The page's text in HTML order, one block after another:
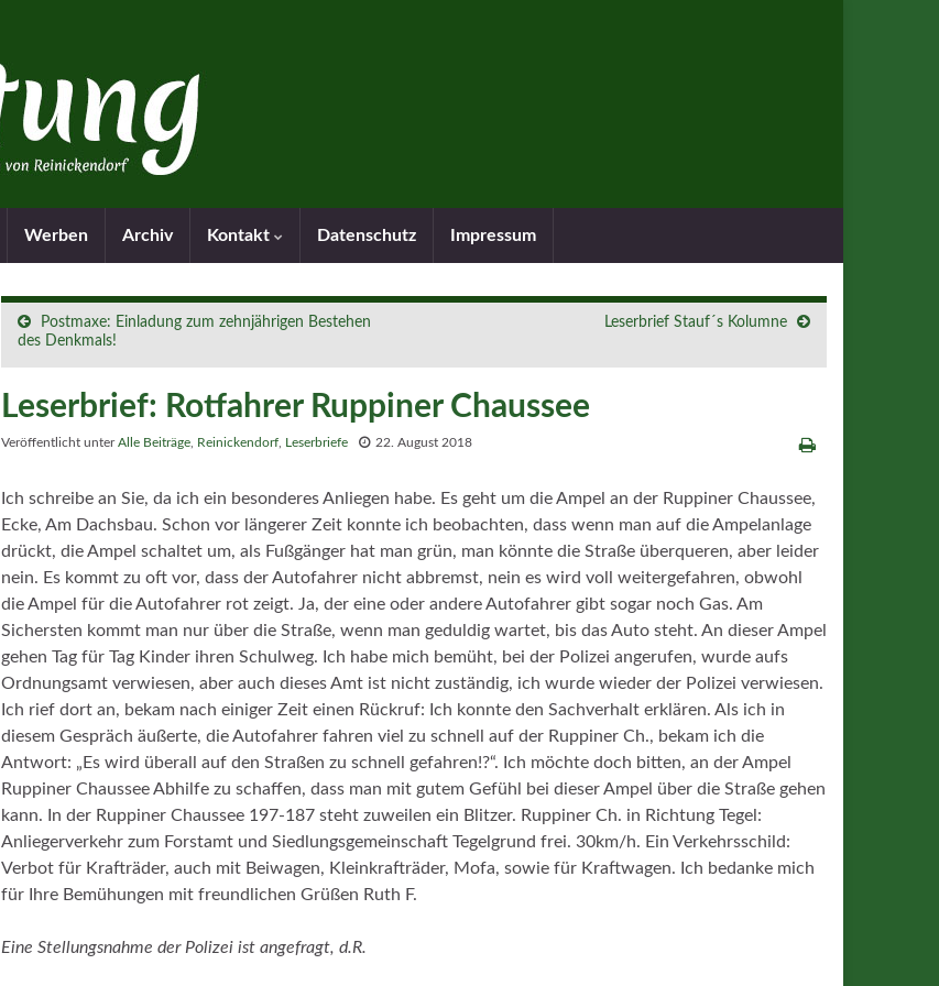
Werben Archiv Kontakt Datenschutz Impressum
Postmaxe: Einladung zum zehnjährigen Bestehen
des Denkmals!
Leserbrief Stauf´s Kolumne
Leserbrief: Rotfahrer Ruppiner Chaussee
Veröffentlicht unterAlle Beiträge Reinickendorf Leserbriefe 22. August 2018
Ich schreibe an Sie, da ich ein besonderes Anliegen habe. Es geht um die Ampel an der Ruppiner Chaussee,
Ecke, Am Dachsbau. Schon vor längerer Zeit konnte ich beobachten, dass wenn man auf die Ampelanlage
drückt, die Ampel schaltet um, als Fußgänger hat man grün, man könnte die Straße überqueren, aber leider
nein. Es kommt zu oft vor, dass der Autofahrer nicht abbremst, nein es wird voll weitergefahren, obwohl
die Ampel für die Autofahrer rot zeigt. Ja, der eine oder andere Autofahrer gibt sogar noch Gas. Am
Sichersten kommt man nur über die Straße, wenn man geduldig wartet, bis das Auto steht. An dieser Ampel
gehen Tag für Tag Kinder ihren Schulweg. Ich habe mich bemüht, bei der Polizei angerufen, wurde aufs
Ordnungsamt verwiesen, aber auch dieses Amt ist nicht zuständig, ich wurde wieder der Polizei verwiesen.
Ich rief dort an, bekam nach einiger Zeit einen Rückruf: Ich konnte den Sachverhalt erklären. Als ich in
diesem Gespräch äußerte, die Autofahrer fahren viel zu schnell auf der Ruppiner Ch., bekam ich die
Antwort: „Es wird überall auf den Straßen zu schnell gefahren!?“. Ich möchte doch bitten, an der Ampel
Ruppiner Chaussee Abhilfe zu schaffen, dass man mit gutem Gefühl bei dieser Ampel über die Straße gehen
kann. In der Ruppiner Chaussee 197-187 steht zuweilen ein Blitzer. Ruppiner Ch. in Richtung Tegel:
Anliegerverkehr zum Forstamt und Siedlungsgemeinschaft Tegelgrund frei. 30km/h. Ein Verkehrsschild:
Verbot für Krafträder, auch mit Beiwagen, Kleinkrafträder, Mofa, sowie für Kraftwagen. Ich bedanke mich
für Ihre Bemühungen mit freundlichen Grüßen Ruth F.
Eine Stellungsnahme der Polizei ist angefragt, d.R.